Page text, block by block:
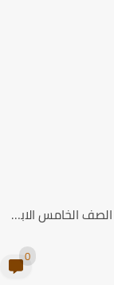
تحميل مذكرة دراسات الصف الخامس الابتدائي الترم الاول 2026